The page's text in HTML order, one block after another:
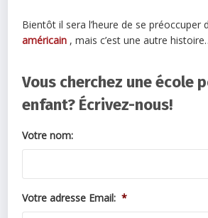
Bientôt il sera l’heure de se préoccuper
américain , mais c’est une autre
Vous cherchez une école
enfant? Écrivez-nous!
Votre nom:
Votre adresse Email: *